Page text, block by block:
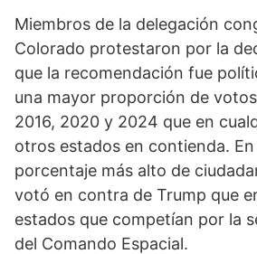
Miembros de la delegación
Colorado protestaron por la
que la recomendación fue
una mayor proporción de
2016, 2020 y 2024 que en
otros estados en contienda.
porcentaje más alto de
votó en contra de Trump que
estados que competían por la
del Comando Espacial.